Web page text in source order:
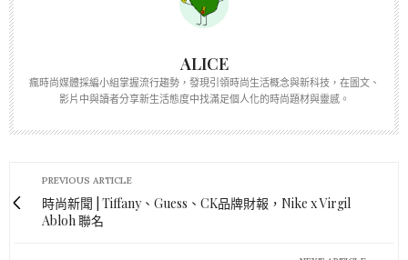
ALICE
瘋時尚媒體採編小組掌握流行趨勢，發現引領時尚生活概念與新科技，在圖文、
影片中與讀者分享新生活態度中找滿足個人化的時尚題材與靈感。
PREVIOUS ARTICLE
時尚新聞 | Tiffany、Guess、CK品牌財報，Nike x Virgil
Abloh 聯名